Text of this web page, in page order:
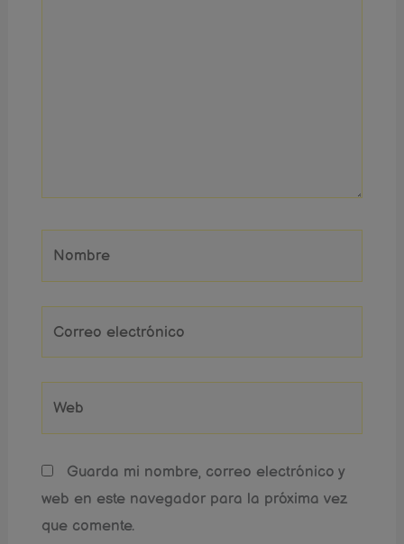
Guarda mi nombre, correo electrónico y
web en este navegador para la próxima vez
que comente.